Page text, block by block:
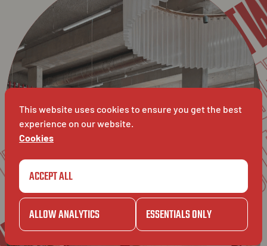
UNIVERSITEIT
BAVET
This website uses cookies to ensure you get the best
experience on our website.
Cookies
ACCEPT ALL
ALLOW ANALYTICS ESSENTIALS ONLY